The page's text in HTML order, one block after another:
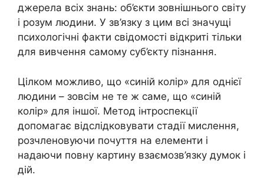
джерела всіх знань: об’єкти зовнішнього світу
і розум людини. У зв’язку з цим всі значущі
психологічні факти свідомості відкриті тільки
для вивчення самому суб’єкту пізнання.
Цілком можливо, що «синій колір» для однієї
людини – зовсім не те ж саме, що «синій
колір» для іншої. Метод інтроспекції
допомагає відслідковувати стадії мислення,
розчленовуючи почуття на елементи і
надаючи повну картину взаємозв’язку думок і
дій.